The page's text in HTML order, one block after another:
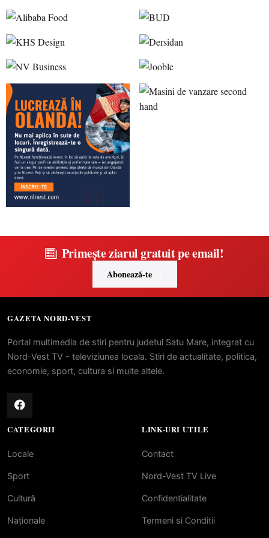
Primește ziarul gratuit pe email!
Abonează-te
GAZETA NORD-VEST
Portal multimedia de stiri pentru judetul Satu Mare, integrat cu
Nord-Vest TV - televiziunea locala. Stiri de actualitate, politica,
economie, sport, cultura si multe altele.
CATEGORII
Locale
Sport
Cultură
Naționale
LINK-URI UTILE
Contact
Nord-Vest TV Live
Confidentialitate
Termeni si Conditii